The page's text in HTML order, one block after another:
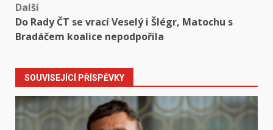
Další
Do Rady ČT se vrací Veselý i Šlégr, Matochu s
Bradáčem koalice nepodpořila
SOUVISEJÍCÍ PŘÍSPĚVKY